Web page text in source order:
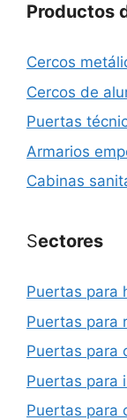
Productos
Cercos
Cercos de
Puertas
Armarios
Cabinas
Sectores
Puertas para
Puertas para
Puertas para
Puertas para
Puertas para